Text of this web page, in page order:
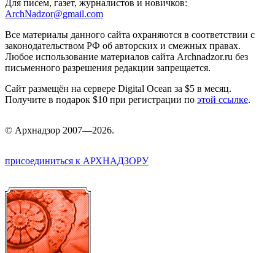
Для писем, газет, журналистов и новичков:
ArchNadzor@gmail.com
Все материалы данного сайта охраняются в соответствии с
законодательством РФ об авторских и смежных правах.
Любое использование материалов сайта Archnadzor.ru без
письменного разрешения редакции запрещается.
Сайт размещён на сервере Digital Ocean за $5 в месяц.
Получите в подарок $10 при регистрации по этой ссылке.
© Архнадзор 2007—2026.
присоединиться к АРХНАДЗОРУ